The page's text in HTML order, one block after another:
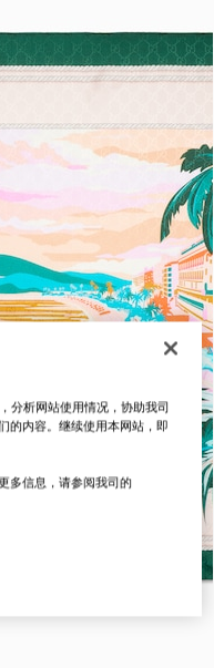
分析网站使用情况，协助我司
的内容。继续使用本网站，即
多信息，请参阅我司的